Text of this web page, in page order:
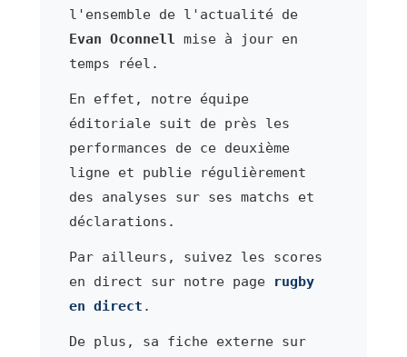
l'ensemble de l'actualité de
Evan Oconnell mise à jour en
temps réel.
En effet, notre équipe
éditoriale suit de près les
performances de ce deuxième
ligne et publie régulièrement
des analyses sur ses matchs et
déclarations.
Par ailleurs, suivez les scores
en direct sur notre page
rugby
en direct .
De plus, sa fiche externe sur